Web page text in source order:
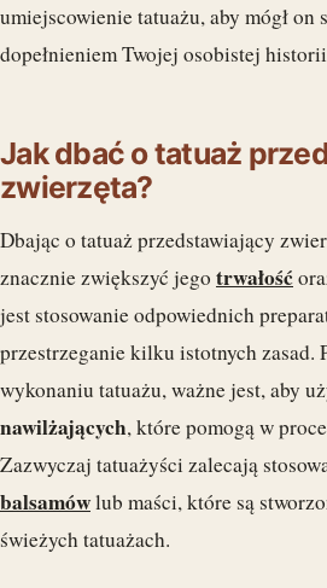
umiejscowienie tatuażu, aby mógł on
dopełnieniem Twojej osobistej
Jak dbać o tatuaż
zwierzęta?
Dbając o tatuaż przedstawiający
znacznie zwiększyć jego trwałość
jest stosowanie odpowiednich
przestrzeganie kilku istotnych zasad.
wykonaniu tatuażu, ważne jest, aby
nawilżających, które pomogą w
Zazwyczaj tatuażyści zalecają
balsamówlub maści, które są
świeżych tatuażach.